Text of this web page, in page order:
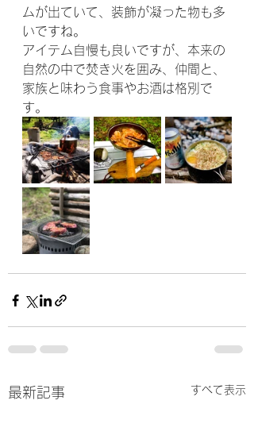
ムが出ていて、装飾が凝った物も多
いですね。
アイテム自慢も良いですが、本来の
自然の中で焚き火を囲み、仲間と、
家族と味わう食事やお酒は格別で
す。
最新記事 すべて表示